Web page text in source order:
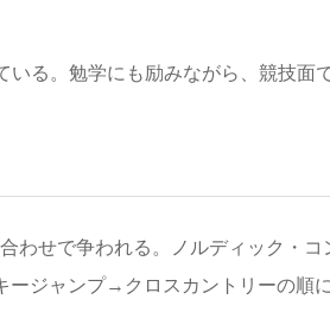
る。勉学にも励みながら、競技面
わせで争われる。ノルディック・コ
ージャンプ→クロスカントリーの順